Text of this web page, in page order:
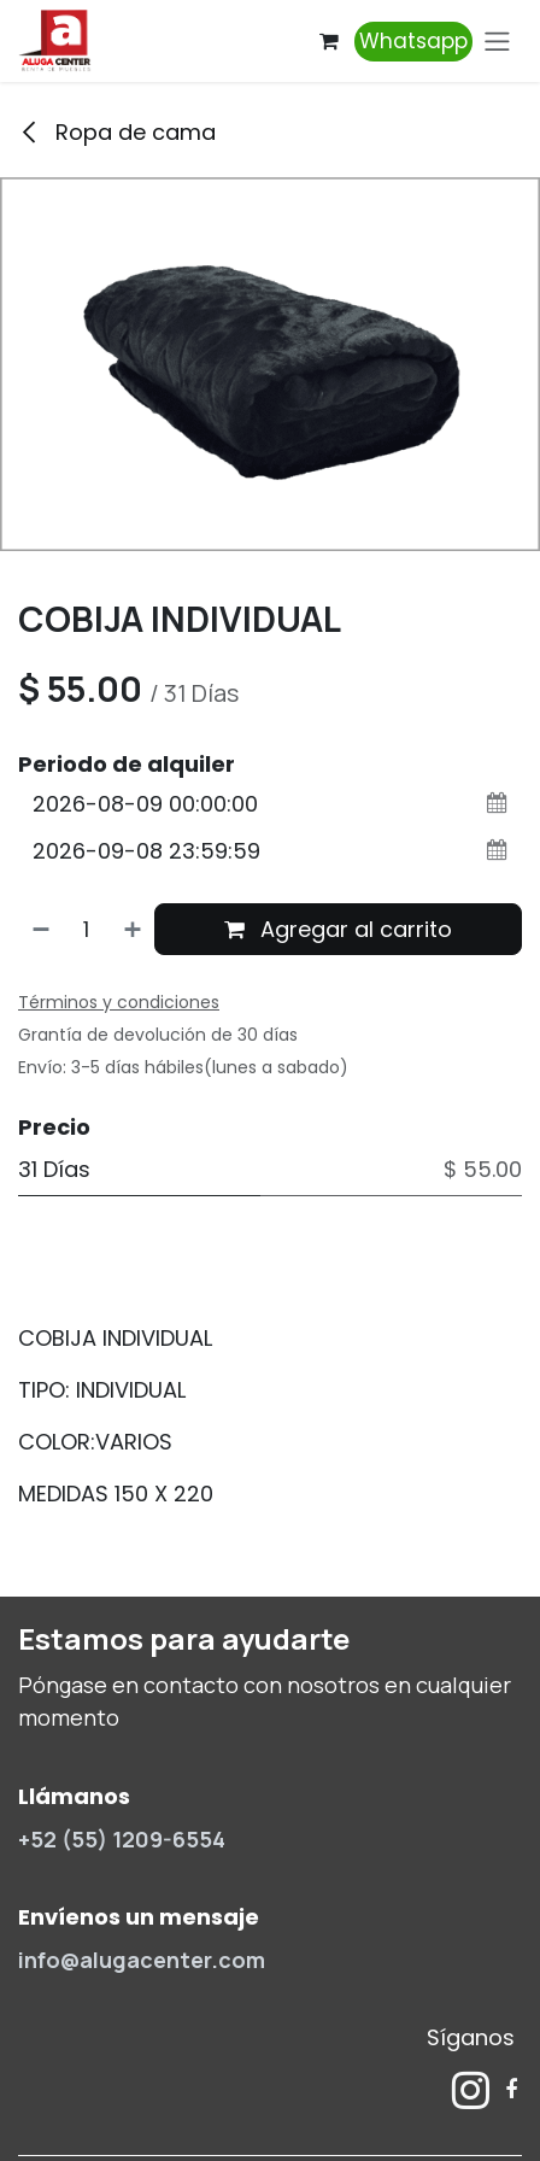
Ir al contenido
Whatsapp
Ropa de cama
COBIJA INDIVIDUAL
$ 55.00 /31 Días
Periodo de alquiler
Agregar al carrito
Términos y condiciones
Grantía de devolución de 30 días
Envío: 3-5 días hábiles(lunes a sabado)
Precio
31 Días
$ 55.00
COBIJA INDIVIDUAL
TIPO: INDIVIDUAL
COLOR:VARIOS
MEDIDAS 150 X 220
Estamos para ayudarte
Póngase en contacto con nosotros en cualquier
momento
Llámanos
+52 (55) 1209-6554
Envíenos un mensaje
info@alugacenter.com
Síganos